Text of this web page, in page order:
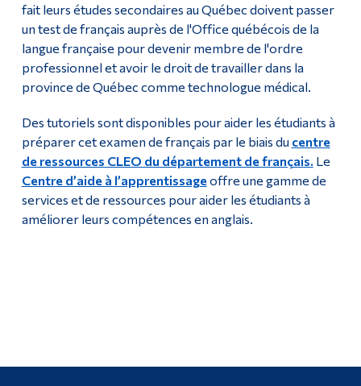
Poursuivre la lecture
fait leurs études secondaires au Québec doivent passer
un test de français auprès de l'Office québécois de la
langue française pour devenir membre de l'ordre
professionnel et avoir le droit de travailler dans la
province de Québec comme technologue médical.
Des tutoriels sont disponibles pour aider les étudiants à
préparer cet examen de français par le biais du centre
de ressources CLEO du département de français. Le
Centre d’aide à l’apprentissageoffre une gamme de
services et de ressources pour aider les étudiants à
améliorer leurs compétences en anglais.